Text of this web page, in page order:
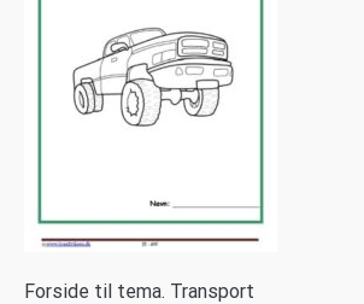
Forside til tema. Transport